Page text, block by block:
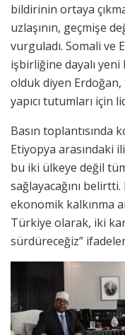
bildirinin ortaya
uzlaşının, geçmişe
vurguladı. Somali ve
işbirliğine dayalı yeni
olduk diyen Erdoğan,
yapıcı tutumları için
Basın toplantısında
Etiyopya arasındaki
bu iki ülkeye değil
sağlayacağını belirtti.
ekonomik kalkınma
Türkiye olarak, iki
sürdüreceğiz”